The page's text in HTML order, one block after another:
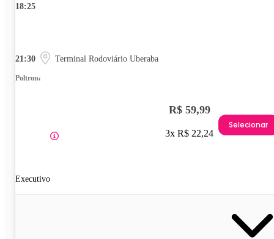
18:25
21:30 Terminal Rodoviário Uberaba
Poltrona
Executivo
R$ 59,99
3x R$ 22,24
Selecionar